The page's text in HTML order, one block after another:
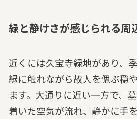
緑と静けさが感じられる周
近くには久宝寺緑地があり、
緑に触れながら故人を偲ぶ穏
ます。大通りに近い一方で、
着いた空気が流れ、静かに手